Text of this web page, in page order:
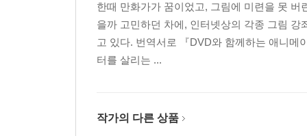
한때 만화가가 꿈이었고, 그림에 미련을 못
을까 고민하던 차에, 인터넷상의 각종 그림
고 있다. 번역서로 『DVD와 함께하는 애니메
터를 살리는 ...
작가의 다른 상품